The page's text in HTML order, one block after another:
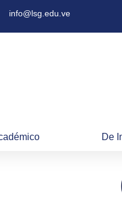
info@lsg.edu.ve
De